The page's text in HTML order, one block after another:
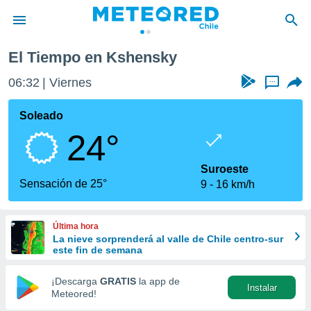
de
por
que se
calidad.
a este
las
y
forma
digital
basada
El Tiempo en Kshensky
06:32 Viernes ...
Soleado
24°
Sensación de 25°
Suroeste
9
16 km/h
Última hora
La nieve sorprenderá al valle de Chile centro-sur
este fin de semana
¡Descarga GRATIS la app de
Meteored!
Instalar